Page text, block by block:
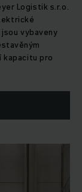
Logistik s.r.o.
vybaveny
kapacitu pro